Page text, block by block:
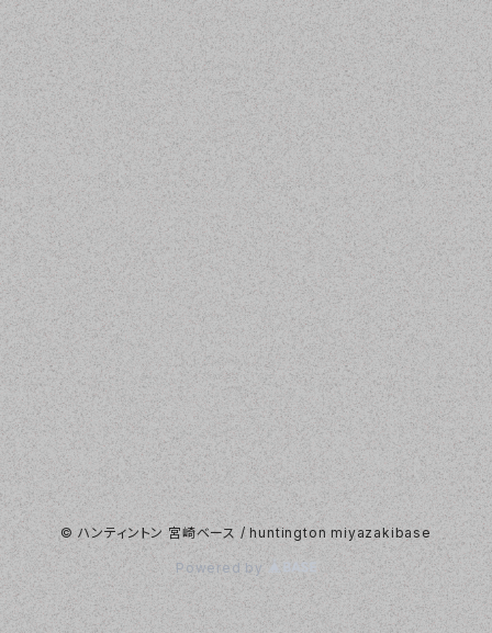
© ハンティントン 宮崎ベース / huntington miyazakibase
Powered by